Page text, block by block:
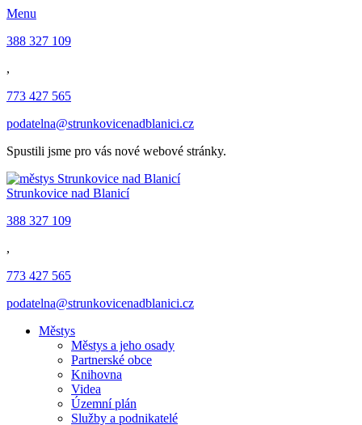
Menu
388 327 109
,
773 427 565
podatelna@strunkovicenadblanici.cz
Spustili jsme pro vás nové webové stránky.
Strunkovice nad Blanicí
388 327 109
,
773 427 565
podatelna@strunkovicenadblanici.cz
Městys
Městys a jeho osady
Partnerské obce
Knihovna
Videa
Územní plán
Služby a podnikatelé